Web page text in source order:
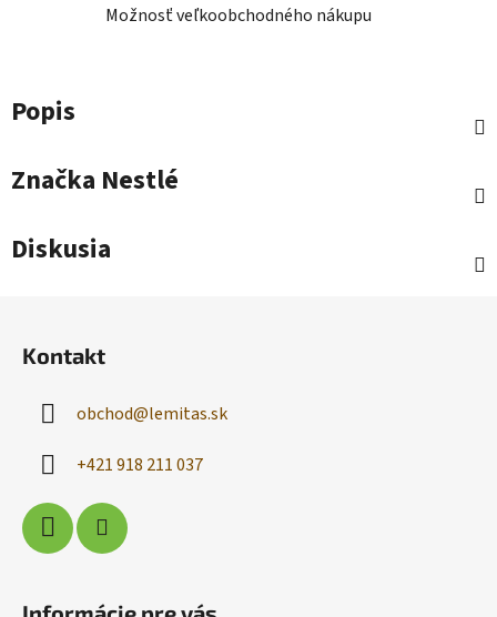
Možnosť veľkoobchodného nákupu
Popis
Značka Nestlé
Diskusia
Kontakt
obchod@lemitas.sk
+421 918 211 037